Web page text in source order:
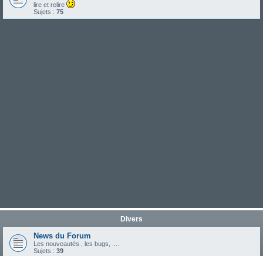
lire et relire
Sujets : 75
Divers
News du Forum
Les nouveautés , les bugs, ....
Sujets : 39